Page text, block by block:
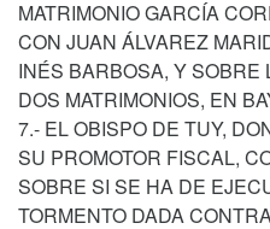
MATRIMONIO GARCÍA
CON JUAN ÁLVAREZ
INÉS BARBOSA, Y SOBRE
DOS MATRIMONIOS, EN
7.- EL OBISPO DE TUY,
SU PROMOTOR FISCAL,
SOBRE SI SE HA DE
TORMENTO DADA